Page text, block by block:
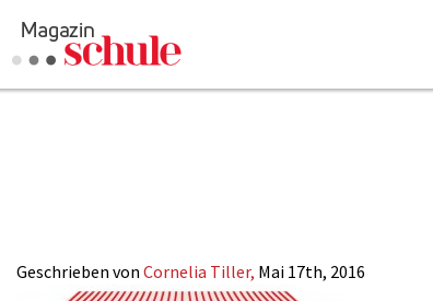
Geschrieben von Cornelia Tiller, Mai 17th, 2016